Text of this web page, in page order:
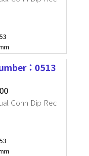
: 0513
Conn Dip Rec